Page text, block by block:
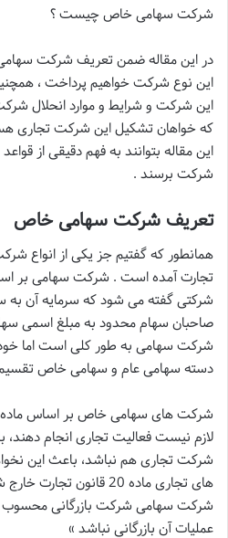
شرکت سهامی خاص چیست ؟
در این مقاله ضمن تعریف شرکت
این نوع شرکت خواهیم پرداخت ،
این شرکت و شرایط و موارد انحلال
که خواهان تشکیل این شرکت تجاری
این مقاله بتوانند به فهم دقیقی از
شرکت برسند .
تعریف شرکت سهامی خاص
شرکتی گفته می شود که سرمایه آن
صاحبان سهام محدود به مبلغ اسمی
شرکت سهامی به طور کلی است اما
دسته سهامی عام و سهامی خاص
لازم نیست فعالیت تجاری انجام دهند،
شرکت تجاری هم نباشد، باعث این
های تجاری ماده 20 قانون
شرکت سهامی شرکت بازرگانی محسوب
عملیات آن بازرگانی نباشد »